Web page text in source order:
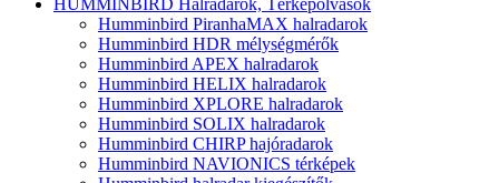
HUMMINBIRD Halradarok, Térképolvasók
Humminbird PiranhaMAX halradarok
Humminbird HDR mélységmérők
Humminbird APEX halradarok
Humminbird HELIX halradarok
Humminbird XPLORE halradarok
Humminbird SOLIX halradarok
Humminbird CHIRP hajóradarok
Humminbird NAVIONICS térképek